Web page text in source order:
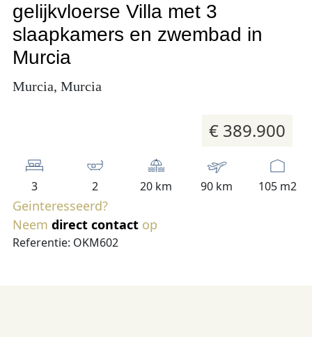
gelijkvloerse Villa met 3
slaapkamers en zwembad in
Murcia
Murcia, Murcia
€ 389.900
3 2 20 km 90 km 105 m2
Geinteresseerd?
Neem direct contact op
Referentie: OKM602